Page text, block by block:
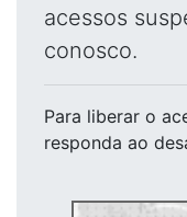
acessos
conosco.
Para liberar o
responda ao